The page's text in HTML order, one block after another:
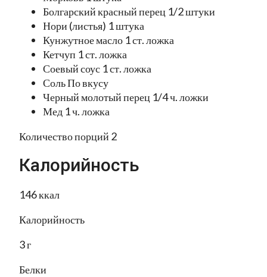
Болгарский красный перец 1/2 штуки
Нори (листья) 1 штука
Кунжутное масло 1 ст. ложка
Кетчуп 1 ст. ложка
Соевый соус 1 ст. ложка
Соль По вкусу
Черный молотый перец 1/4 ч. ложки
Мед 1 ч. ложка
Количество порций 2
Калорийность
146 ккал
Калорийность
3 г
Белки